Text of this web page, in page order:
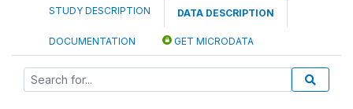
STUDY DESCRIPTION DATA DESCRIPTION
DOCUMENTATION GET MICRODATA